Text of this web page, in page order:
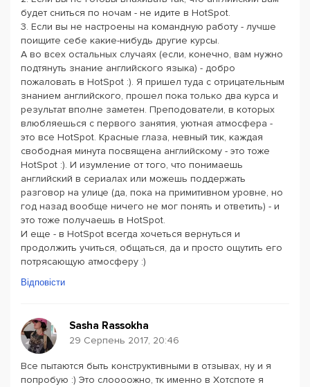
будет сниться по ночам - не идите в HotSpot.
3. Если вы не настроены на командную работу - лучше
поищите себе какие-нибудь другие курсы.
А во всех остальных случаях (если, конечно, вам нужно
подтянуть знание английского языка) - добро
пожаловать в HotSpot :). Я пришел туда с отрицательным
знанием английского, прошел пока только два курса и
результат вполне заметен. Преподователи, в которых
влюбляешься с первого занятия, уютная атмосфера -
это все HotSpot. Красные глаза, невный тик, каждая
свободная минута посвящена английскому - это тоже
HotSpot :). И изумление от того, что понимаешь
английский в сериалах или можешь поддержать
разговор на улице (да, пока на примитивном уровне, но
год назад вообще ничего не мог понять и ответить) - и
это тоже получаешь в HotSpot.
И еще - в HotSpot всегда хочеться вернуться и
продолжить учиться, общаться, да и просто ощутить его
потрясающую атмосферу :)
Відповісти
Sasha Rassokha
29 Серпень 2017, 20:46
Все пытаются быть конструктивными в отзывах, ну и я
попробую :) Это слоооожно, тк именно в Хотспоте я